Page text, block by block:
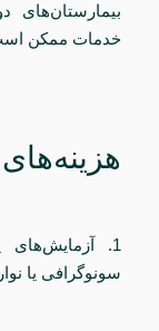
بیمارستان‌های
خدمات ممکن
1.
سونوگرافی یا نوار قلب (1-5